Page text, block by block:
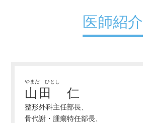
医師紹介
やまだ ひとし
山田 仁
整形外科主任部長、
骨代謝・腫瘍特任部長、